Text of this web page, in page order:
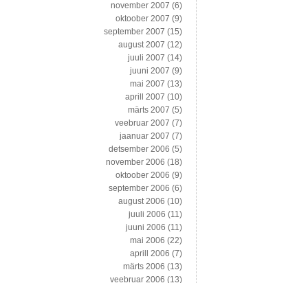
november 2007 (6)
oktoober 2007 (9)
september 2007 (15)
august 2007 (12)
juuli 2007 (14)
juuni 2007 (9)
mai 2007 (13)
aprill 2007 (10)
märts 2007 (5)
veebruar 2007 (7)
jaanuar 2007 (7)
detsember 2006 (5)
november 2006 (18)
oktoober 2006 (9)
september 2006 (6)
august 2006 (10)
juuli 2006 (11)
juuni 2006 (11)
mai 2006 (22)
aprill 2006 (7)
märts 2006 (13)
veebruar 2006 (13)